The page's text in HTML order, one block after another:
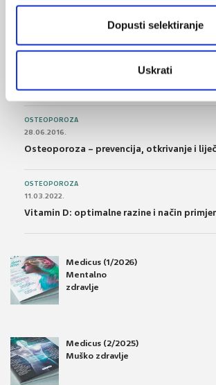
Dopusti selektiranje
Uskrati
Nesteroidni antireumatici i
OSTEOPOROZA
28.06.2016.
Osteoporoza – prevencija, otkrivanje i
OSTEOPOROZA
11.03.2022.
Vitamin D: optimalne razine i način
Medicus (1/2026)
Mentalno
zdravlje
Medicus (2/2025)
Muško zdravlje